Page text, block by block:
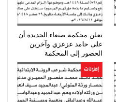
تعلن محكمة صنعاء الجديدة أن
على حامد عزعزي وآخرين
الحضور إلى المحكمة
إعلانات